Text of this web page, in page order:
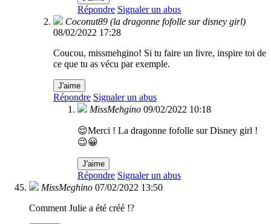
Répondre Signaler un abus
Coconut89 (la dragonne fofolle sur disney girl)
08/02/2022 17:28
Coucou, missmehgino! Si tu faire un livre, inspire toi de
ce que tu as vécu par exemple.
J'aime
Répondre Signaler un abus
MissMehgino 09/02/2022 10:18
😌Merci ! La dragonne fofolle sur Disney girl !
😉😀
J'aime
Répondre Signaler un abus
MissMeghino 07/02/2022 13:50
Comment Julie a été créé !?